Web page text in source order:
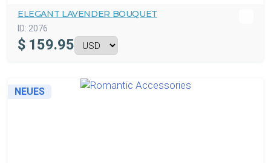
ELEGANT LAVENDER BOUQUET
ID: 2076
$ 159.95
NEUES